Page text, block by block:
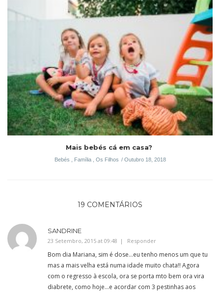
Mais bebés cá em casa?
Bebés Família, Os Filhos Outubro 18, 2018
19 COMENTÁRIOS
SANDRINE
23 Setembro, 2015 at 09:48 Responder
Bom dia Mariana, sim é dose…eu tenho menos um que tu
mas a mais velha está numa idade muito chata!! Agora
com o regresso à escola, ora se porta mto bem ora vira
diabrete, como hoje…e acordar com 3 pestinhas aos